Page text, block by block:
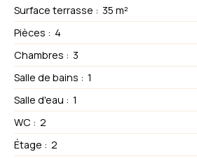
Surface terrasse : 35 m²
Pièces : 4
Chambres : 3
Salle de bains : 1
Salle d'eau : 1
WC : 2
Étage : 2